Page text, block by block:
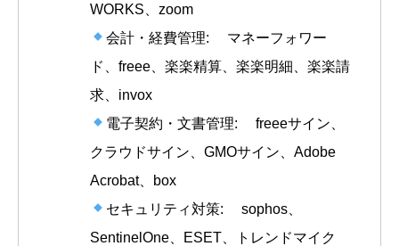
WORKS、zoom
会計・経費管理: マネーフォワー
ド、freee、楽楽精算、楽楽明細、楽楽請
求、invox
電子契約・文書管理: freeeサイン、
クラウドサイン、GMOサイン、Adobe
Acrobat、box
セキュリティ対策: sophos、
SentinelOne、ESET、トレンドマイク